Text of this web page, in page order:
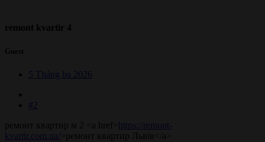
remont kvartir 4
Guest
5 Tháng ba 2026
#2
ремонт квартир м 2 <a href=
https://remont-
kvartir.com.ua/
>ремонт квартир Львів</a>